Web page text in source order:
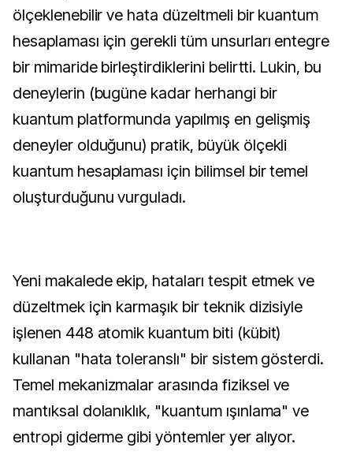
ölçeklenebilir ve hata düzeltmeli bir kuantum
hesaplaması için gerekli tüm unsurları entegre
bir mimaride birleştirdiklerini belirtti. Lukin, bu
deneylerin (bugüne kadar herhangi bir
kuantum platformunda yapılmış en gelişmiş
deneyler olduğunu) pratik, büyük ölçekli
kuantum hesaplaması için bilimsel bir temel
oluşturduğunu vurguladı.
Yeni makalede ekip, hataları tespit etmek ve
düzeltmek için karmaşık bir teknik dizisiyle
işlenen 448 atomik kuantum biti (kübit)
kullanan "hata toleranslı" bir sistem gösterdi.
Temel mekanizmalar arasında fiziksel ve
mantıksal dolanıklık, "kuantum ışınlama" ve
entropi giderme gibi yöntemler yer alıyor.